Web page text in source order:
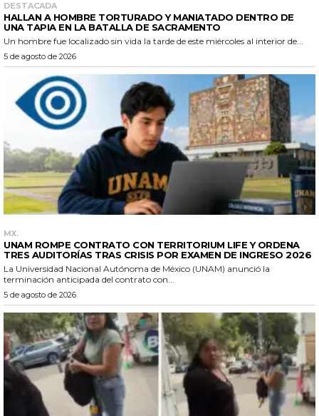
DESTACADA
HALLAN A HOMBRE TORTURADO Y MANIATADO DENTRO DE
UNA TAPIA EN LA BATALLA DE SACRAMENTO
Un hombre fue localizado sin vida la tarde de este miércoles al interior de...
5 de agosto de 2026
MX.
UNAM ROMPE CONTRATO CON TERRITORIUM LIFE Y ORDENA
TRES AUDITORÍAS TRAS CRISIS POR EXAMEN DE INGRESO 2026
La Universidad Nacional Autónoma de México (UNAM) anunció la
terminación anticipada del contrato con...
5 de agosto de 2026